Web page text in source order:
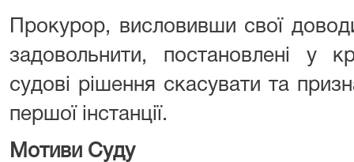
Прокурор, висловивши свої
задовольнити, постановлені у
судові рішення скасувати та
першої інстанції.
Мотиви Суду